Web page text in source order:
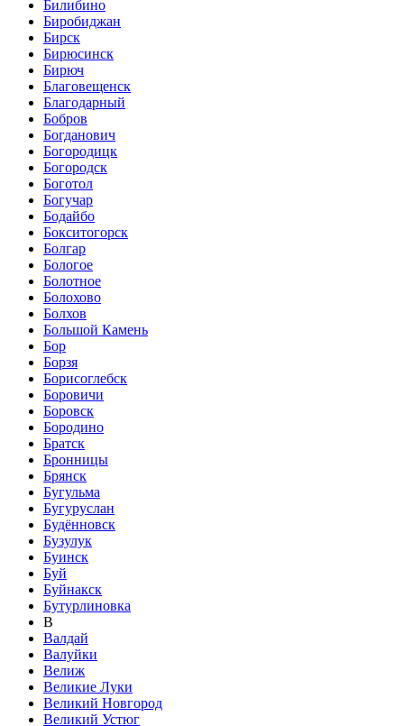
Билибино
Биробиджан
Бирск
Бирюсинск
Бирюч
Благовещенск
Благодарный
Бобров
Богданович
Богородицк
Богородск
Боготол
Богучар
Бодайбо
Бокситогорск
Болгар
Бологое
Болотное
Болохово
Болхов
Большой Камень
Бор
Борзя
Борисоглебск
Боровичи
Боровск
Бородино
Братск
Бронницы
Брянск
Бугульма
Бугуруслан
Будённовск
Бузулук
Буинск
Буй
Буйнакск
Бутурлиновка
В
Валдай
Валуйки
Велиж
Великие Луки
Великий Новгород
Великий Устюг